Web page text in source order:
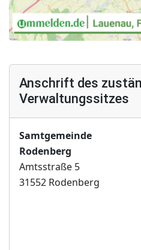
Anschrift des
Verwaltungssitzes
Samtgemeinde
Rodenberg
Amtsstraße 5
31552 Rodenberg